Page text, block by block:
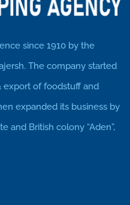
since 1910 by the
The company started
export of foodstuff and
expanded its business by
and British colony “Aden”,